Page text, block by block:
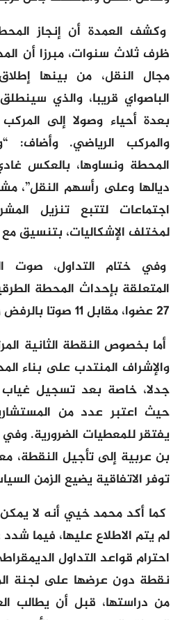
وكشف العمدة أن إنجاز
ظرف ثلاث سنوات، مبرزا أن
مجال النقل، من بينها
الباصواي قريبا، والذي
بعدة أحياء وصولا إلى
والمركب الرياضي. وأضاف:
المحطة ونساوها، بالعكس
ديالها وعلى رأسهم النقل”،
اجتماعات لتتبع تنزيل
لمختلف الإشكاليات، بتنسيق
وفي ختام التداول، صوت
المتعلقة بإحداث المحطة
27 عضوا، مقابل 11 صوتا بالرفض و7 ممتنعين.
أما بخصوص النقطة الثانية
والإشراف المنتدب على بناء
جدلا، خاصة بعد تسجيل غياب
حيث اعتبر عدد من
يفتقر للمعطيات الضرورية.
بن عربية إلى تأجيل النقطة،
توفر الاتفاقية يضيع الزمن
كما أكد محمد خيي أنه لا
لم يتم الاطلاع عليها، فيما
احترام قواعد التداول
نقطة دون عرضها على لجنة
من دراستها، قبل أن يطالب